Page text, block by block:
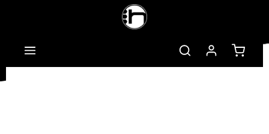
Zum Hauptinhalt springen